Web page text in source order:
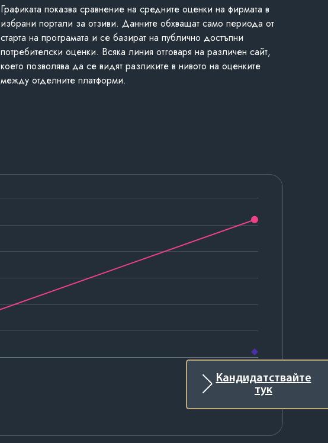
Кандидатствайте
тук
Графиката показва сравнение на средните оценки на фирмата в
избрани портали за отзиви. Данните обхващат само периода от
старта на програмата и се базират на публично достъпни
потребителски оценки. Всяка линия отговаря на различен сайт,
което позволява да се видят разликите в нивото на оценките
между отделните платформи.